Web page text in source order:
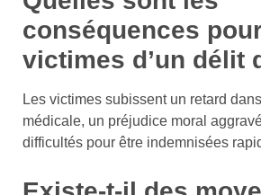
conséquences
victimes d’un délit
Les victimes subissent un retard
médicale, un préjudice moral
difficultés pour être indemnisées